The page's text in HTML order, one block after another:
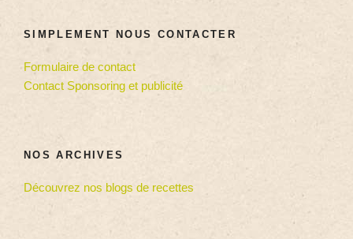
SIMPLEMENT NOUS CONTACTER
Formulaire de contact
Contact Sponsoring et publicité
NOS ARCHIVES
Découvrez nos blogs de recettes